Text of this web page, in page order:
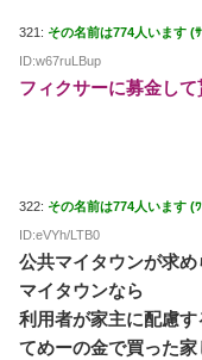
321: その名前は774人います (
ID:w67ruLBup
フィクサーに募金し
322: その名前は774人います (
ID:eVYh/LTB0
公共マイタウンが求
マイタウンなら
利用者が家主に配慮
てめーの金で買った